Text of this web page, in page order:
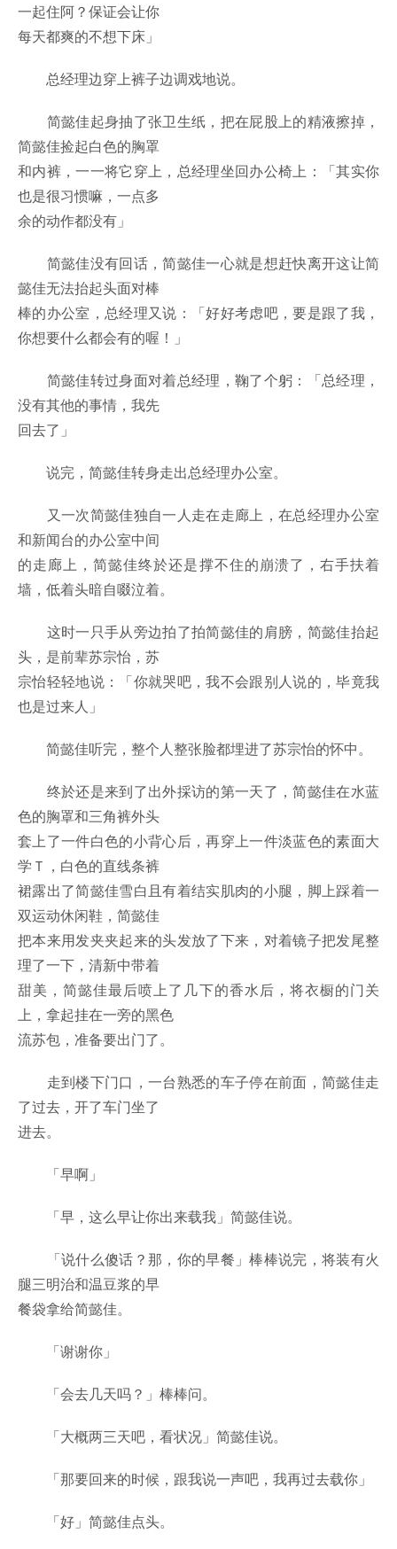
一起住阿？保证会让你
每天都爽的不想下床」
总经理边穿上裤子边调戏地说。
简懿佳起身抽了张卫生纸，把在屁股上的精液擦掉，
简懿佳捡起白色的胸罩
和内裤，一一将它穿上，总经理坐回办公椅上：「其实你
也是很习惯嘛，一点多
余的动作都没有」
简懿佳没有回话，简懿佳一心就是想赶快离开这让简
懿佳无法抬起头面对棒
棒的办公室，总经理又说：「好好考虑吧，要是跟了我，
你想要什么都会有的喔！」
简懿佳转过身面对着总经理，鞠了个躬：「总经理，
没有其他的事情，我先
回去了」
说完，简懿佳转身走出总经理办公室。
又一次简懿佳独自一人走在走廊上，在总经理办公室
和新闻台的办公室中间
的走廊上，简懿佳终於还是撑不住的崩溃了，右手扶着
墙，低着头暗自啜泣着。
这时一只手从旁边拍了拍简懿佳的肩膀，简懿佳抬起
头，是前辈苏宗怡，苏
宗怡轻轻地说：「你就哭吧，我不会跟别人说的，毕竟我
也是过来人」
简懿佳听完，整个人整张脸都埋进了苏宗怡的怀中。
终於还是来到了出外採访的第一天了，简懿佳在水蓝
色的胸罩和三角裤外头
套上了一件白色的小背心后，再穿上一件淡蓝色的素面大
学Ｔ，白色的直线条裤
裙露出了简懿佳雪白且有着结实肌肉的小腿，脚上踩着一
双运动休闲鞋，简懿佳
把本来用发夹夹起来的头发放了下来，对着镜子把发尾整
理了一下，清新中带着
甜美，简懿佳最后喷上了几下的香水后，将衣橱的门关
上，拿起挂在一旁的黑色
流苏包，准备要出门了。
走到楼下门口，一台熟悉的车子停在前面，简懿佳走
了过去，开了车门坐了
进去。
「早啊」
「早，这么早让你出来载我」简懿佳说。
「说什么傻话？那，你的早餐」棒棒说完，将装有火
腿三明治和温豆浆的早
餐袋拿给简懿佳。
「谢谢你」
「会去几天吗？」棒棒问。
「大概两三天吧，看状况」简懿佳说。
「那要回来的时候，跟我说一声吧，我再过去载你」
「好」简懿佳点头。